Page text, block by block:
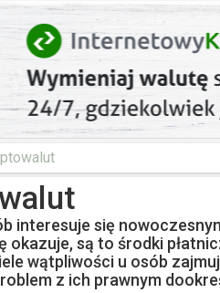
interesuje się
okazuje, są to środki
wątpliwości u osób
z ich prawnym